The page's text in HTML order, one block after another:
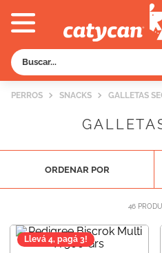
Buscar...
PERROS SNACKS GALLETAS
ORDENAR POR
46
Llevá 4, pagá 3!
.
royal canin
vitalcan
6.
pedigree